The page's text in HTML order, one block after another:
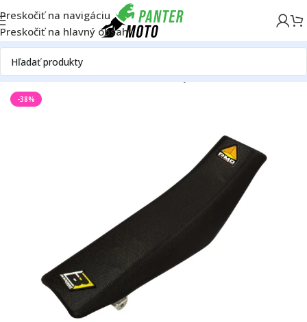
Preskočiť na navigáciu
Preskočiť na hlavný obsah
DomovOFF ROADRámSedadláPoťahy
-38%